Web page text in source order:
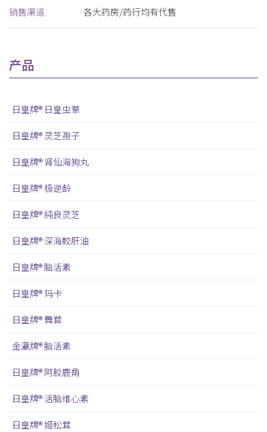
销售渠道 各大药房/药行均有代售
产品
日皇牌® 日皇虫草
日皇牌® 灵芝孢子
日皇牌® 肾仙海狗丸
日皇牌® 极逆龄
日皇牌® 純良灵芝
日皇牌® 深海鲛肝油
日皇牌® 脑活素
日皇牌® 玛卡
日皇牌® 舞茸
金瀛牌® 脑活素
日皇牌® 阿胶鹿角
日皇牌® 活脑维心素
日皇牌® 姬松茸